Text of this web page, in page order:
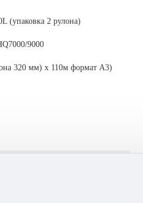
(упаковка 2 рулона)
9000
320 мм) х 110м формат А3)